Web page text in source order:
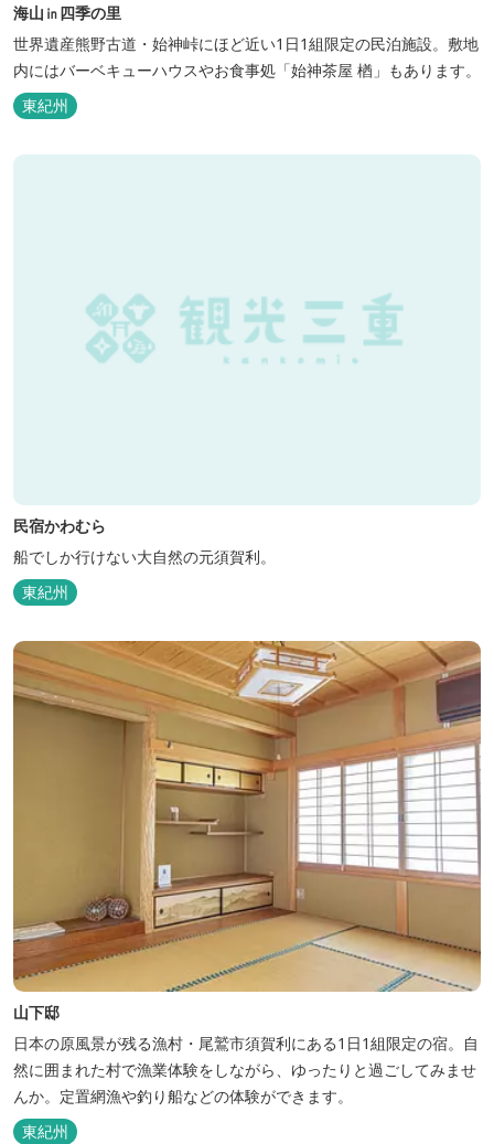
海山㏌四季の里
世界遺産熊野古道・始神峠にほど近い1日1組限定の民泊施設。敷地
内にはバーベキューハウスやお食事処「始神茶屋 楢」もあります。
東紀州
民宿かわむら
船でしか行けない大自然の元須賀利。
東紀州
山下邸
日本の原風景が残る漁村・尾鷲市須賀利にある1日1組限定の宿。自
然に囲まれた村で漁業体験をしながら、ゆったりと過ごしてみませ
んか。定置網漁や釣り船などの体験ができます。
東紀州